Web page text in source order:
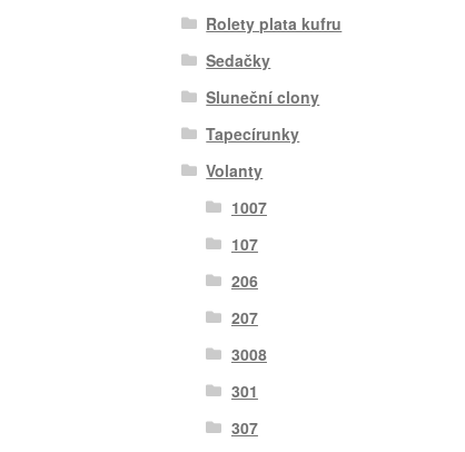
Rolety plata kufru
Sedačky
Sluneční clony
Tapecírunky
Volanty
1007
107
206
207
3008
301
307